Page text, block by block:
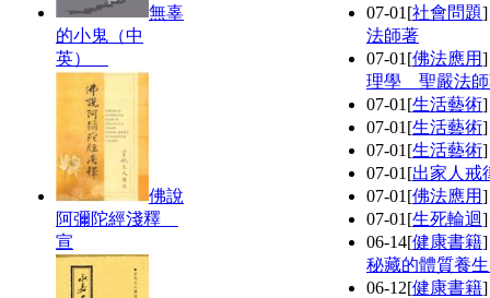
無辜
的小鬼（中
英）
佛說
阿彌陀經淺釋
宣
07-01 [社會問題
法師著
07-01 [佛法應用
理學 聖嚴法
07-01 [生活藝術
07-01 [生活藝術
07-01 [生活藝術
07-01 [出家人戒
07-01 [佛法應用
07-01 [生死輪迴
06-14[健康書籍
秘藏的體質養
06-12[健康書籍